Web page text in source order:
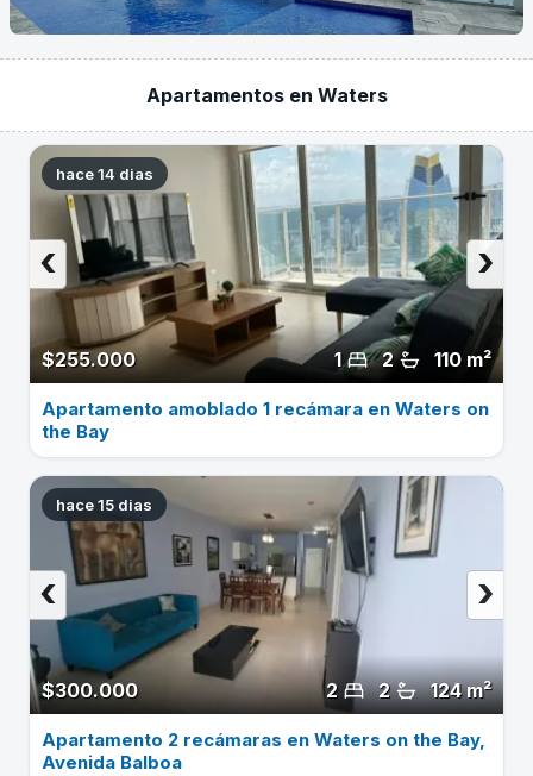
Apartamentos en Waters
hace 14 dias
$255.000 110 m²
2
1
›
‹
Apartamento amoblado 1 recámara en Waters on
the Bay
hace 15 dias
$300.000 124 m²
2
2
›
‹
Apartamento 2 recámaras en Waters on the Bay,
Avenida Balboa